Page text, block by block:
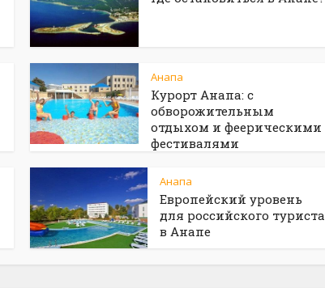
Анапа
Курорт Анапа: с
обворожительным
отдыхом и феерическими
фестивалями
Анапа
Европейский уровень
для российского туриста
в Анапе